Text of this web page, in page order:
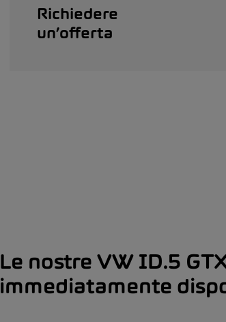
Richiedere
un’offerta
Le nostre VW ID.5
immediatamente